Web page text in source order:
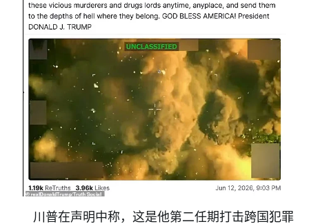
川普在声明中称，这是他第二任期打击跨国犯罪